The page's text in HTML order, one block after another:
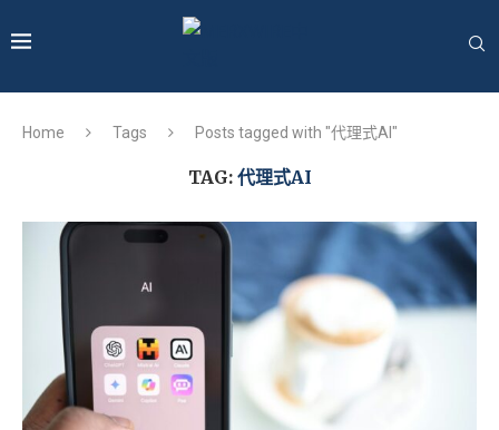
Home Tags Posts tagged with "代理式AI"
TAG: 代理式AI